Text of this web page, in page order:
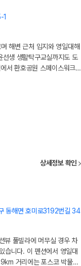
1
해변 근처 입지와 영일대해
생 생활탁구교실까지도 도
서 환호공원 스페이스워크…
상세정보 확인
동해면 호미로3192번길 34
뷰 풀빌라에 머무실 경우 차
습니다. 이 펜션에서 영일대
거리에는 포스코 박물…